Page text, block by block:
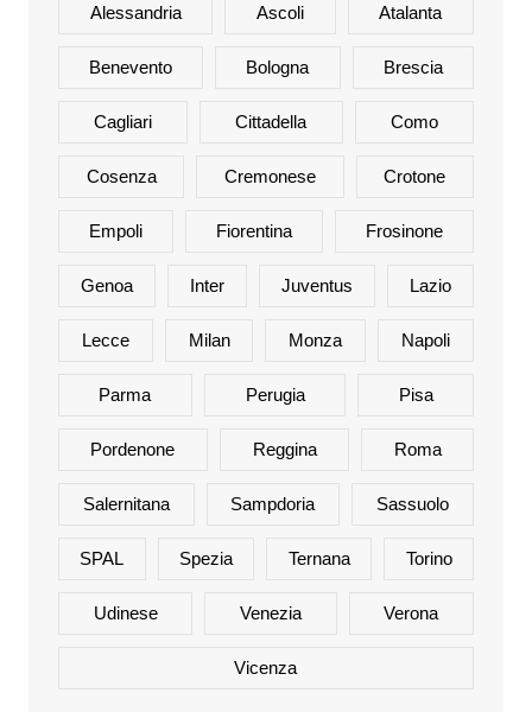
Alessandria Ascoli Atalanta
Benevento Bologna Brescia
Cagliari Cittadella Como
Cosenza Cremonese Crotone
Empoli Fiorentina Frosinone
Genoa Inter Juventus Lazio
Lecce Milan Monza Napoli
Parma Perugia Pisa
Pordenone Reggina Roma
Salernitana Sampdoria Sassuolo
SPAL Spezia Ternana Torino
Udinese Venezia Verona
Vicenza